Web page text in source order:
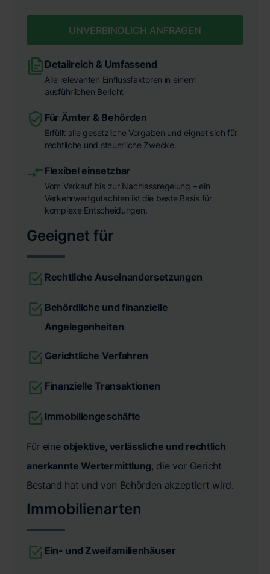
UNVERBINDLICH ANFRAGEN
Detailreich & Umfassend
Alle relevanten Einflussfaktoren in einem
ausführlichen Bericht
Für Ämter & Behörden
Erfüllt alle gesetzliche Vorgaben und eignet sich für
rechtliche und steuerliche Zwecke.
Flexibel einsetzbar
Vom Verkauf bis zur Nachlassregelung – ein
Verkehrwertgutachten ist die beste Basis für
komplexe Entscheidungen.
Geeignet für
Rechtliche Auseinandersetzungen
Behördliche und finanzielle
Angelegenheiten
Gerichtliche Verfahren
Finanzielle Transaktionen
Immobiliengeschäfte
Für eine objektive, verlässliche und rechtlich
anerkannte Wertermittlung, die vor Gericht
Bestand hat und von Behörden akzeptiert wird.
Immobilienarten
Ein- und Zweifamilienhäuser